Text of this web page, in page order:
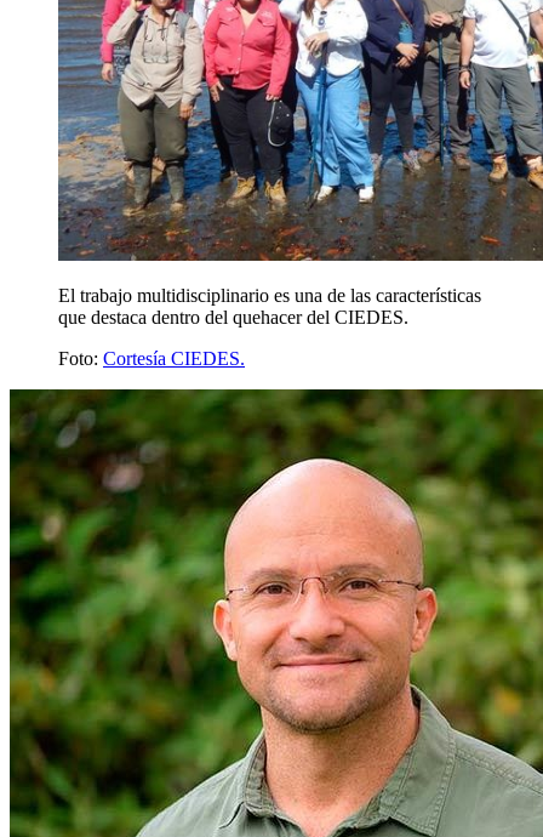
El trabajo multidisciplinario es una de las características
que destaca dentro del quehacer del CIEDES.
Foto: Cortesía CIEDES.